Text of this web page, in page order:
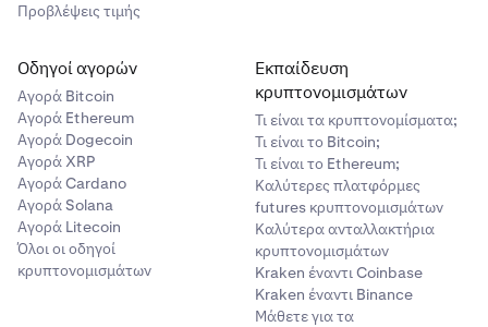
Προβλέψεις τιμής
Οδηγοί αγορών
Αγορά Bitcoin
Αγορά Ethereum
Αγορά Dogecoin
Αγορά XRP
Αγορά Cardano
Αγορά Solana
Αγορά Litecoin
Όλοι οι οδηγοί
κρυπτονομισμάτων
Εκπαίδευση
κρυπτονομισμάτων
Τι είναι τα κρυπτονομίσματα;
Τι είναι το Bitcoin;
Τι είναι το Ethereum;
Καλύτερες πλατφόρμες
futures κρυπτονομισμάτων
Καλύτερα ανταλλακτήρια
κρυπτονομισμάτων
Kraken έναντι Coinbase
Kraken έναντι Binance
Μάθετε για τα